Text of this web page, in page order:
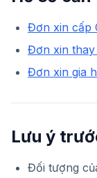
Đơn xin cấp
Đơn xin
Đơn xin gia
Lưu ý
Đối tượng